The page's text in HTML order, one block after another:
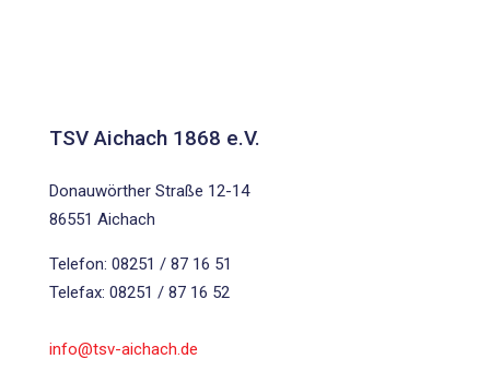
TSV Aichach 1868 e.V.
Donauwörther Straße 12-14
86551 Aichach
Telefon: 08251 / 87 16 51
Telefax: 08251 / 87 16 52
info@tsv-aichach.de